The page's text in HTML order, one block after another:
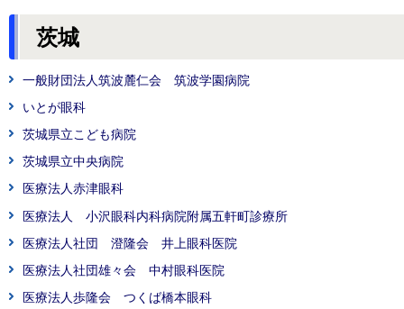
茨城
一般財団法人筑波麓仁会 筑波学園病院
いとが眼科
茨城県立こども病院
茨城県立中央病院
医療法人赤津眼科
医療法人 小沢眼科内科病院附属五軒町診療所
医療法人社団 澄隆会 井上眼科医院
医療法人社団雄々会 中村眼科医院
医療法人歩隆会 つくば橋本眼科